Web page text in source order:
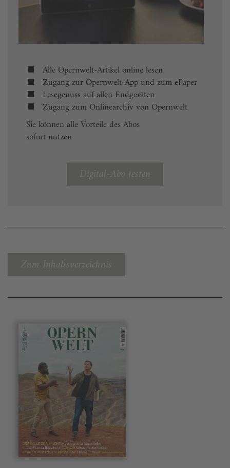
Alle Opernwelt-Artikel online lesen
Zugang zur Opernwelt-App und zum ePaper
Lesegenuss auf allen Endgeräten
Zugang zum Onlinearchiv von Opernwelt
Sie können alle Vorteile des Abos
sofort nutzen
Digital-Abo testen
Zum Inhaltsverzeichnis